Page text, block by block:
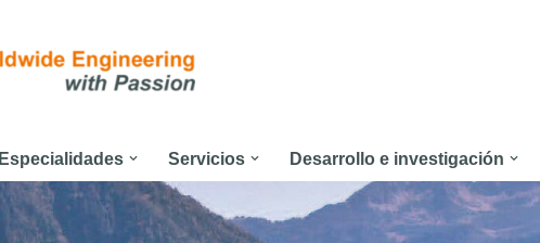
Especialidades Servicios Desarrollo e investigación